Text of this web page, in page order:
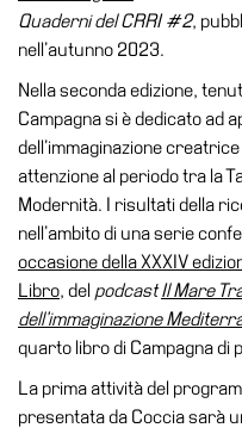
museo
Quaderni del CRRI #2,
nell’autunno 2023.
Nella seconda edizione,
Campagna si è dedicato ad
dell’immaginazione
attenzione al periodo tra la
Modernità. I risultati della
nell’ambito di una serie
occasione della XXXIV
Libro, del podcast Il Mare
dell’immaginazione
quarto libro di Campagna di
La prima attività del
presentata da Coccia sarà